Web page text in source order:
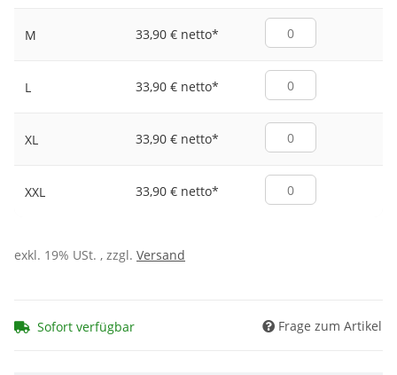
M 33,90 € netto*
L 33,90 € netto*
XL 33,90 € netto*
XXL 33,90 € netto*
exkl. 19% USt. , zzgl. Versand
Sofort verfügbar Frage zum Artikel